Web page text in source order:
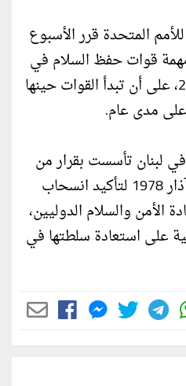
المتحدة قرر الأسبوع
قوات حفظ السلام في
لبنان حتى نهاية عام 2026، على أن تبدأ القوات حينها
مدى عام.
لبنان تأسست بقرار من
مجلس الأمن في مارس/آذار 1978 لتأكيد انسحاب
الأمن والسلام الدوليين،
على استعادة سلطتها في